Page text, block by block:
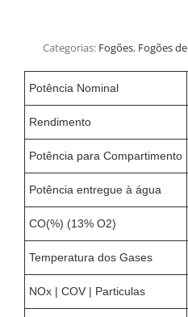
Potência Nominal
Rendimento
Potência para Compartimento
Potência entregue à água
CO(%) (13% O2)
Temperatura dos Gases
NOx | COV | Particulas
Categorias: Fogões, Fogões